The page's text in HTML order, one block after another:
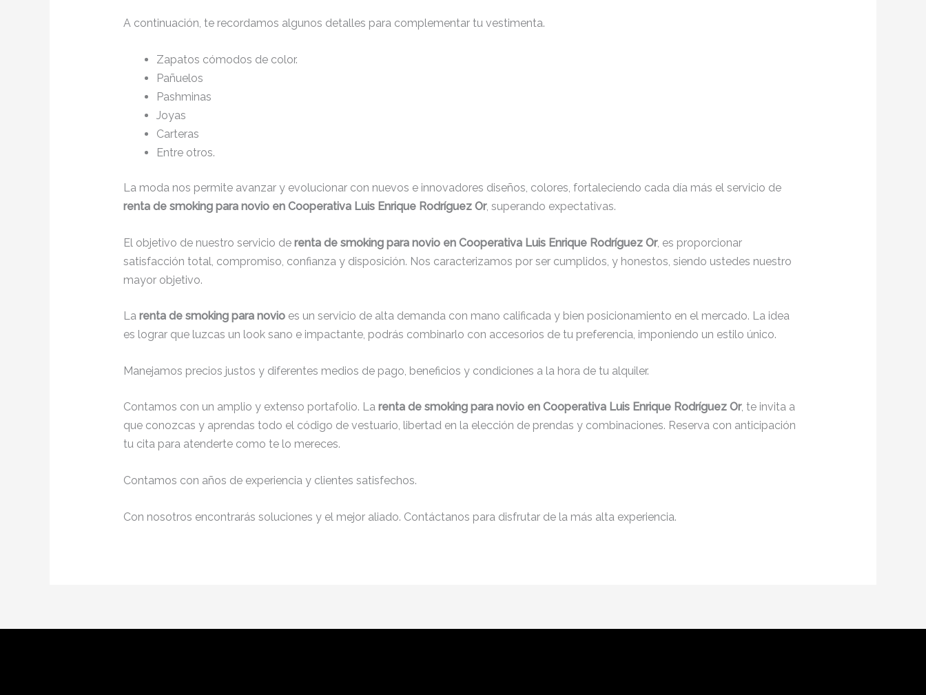
A continuación, te recordamos algunos detalles para complementar tu vestimenta.
Zapatos cómodos de color.
Pañuelos
Pashminas
Joyas
Carteras
Entre otros.
La moda nos permite avanzar y evolucionar con nuevos e innovadores diseños, colores, fortaleciendo cada día más el servicio de
renta de smoking para novio en Cooperativa Luis Enrique Rodríguez Or, superando expectativas.
El objetivo de nuestro servicio de renta de smoking para novio en Cooperativa Luis Enrique Rodríguez Or, es proporcionar
satisfacción total, compromiso, confianza y disposición. Nos caracterizamos por ser cumplidos, y honestos, siendo ustedes nuestro
mayor objetivo.
La renta de smoking para novio es un servicio de alta demanda con mano calificada y bien posicionamiento en el mercado. La idea
es lograr que luzcas un look sano e impactante, podrás combinarlo con accesorios de tu preferencia, imponiendo un estilo único.
Manejamos precios justos y diferentes medios de pago, beneficios y condiciones a la hora de tu alquiler.
Contamos con un amplio y extenso portafolio. La renta de smoking para novio en Cooperativa Luis Enrique Rodríguez Or, te invita a
que conozcas y aprendas todo el código de vestuario, libertad en la elección de prendas y combinaciones. Reserva con anticipación
tu cita para atenderte como te lo mereces.
Contamos con años de experiencia y clientes satisfechos.
Con nosotros encontrarás soluciones y el mejor aliado. Contáctanos para disfrutar de la más alta experiencia.